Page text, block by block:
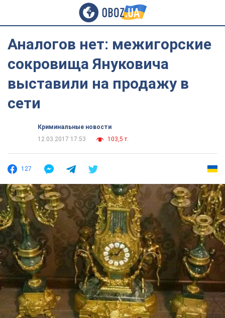
Аналогов нет: межигорские
сокровища Януковича
выставили на продажу в
сети
Криминальные новости
12.03.2017 17:53
103,5 т.
127